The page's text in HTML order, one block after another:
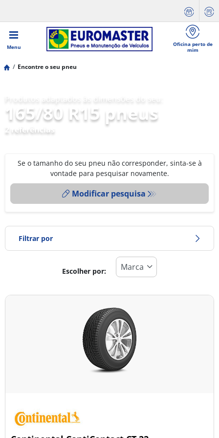
Menu
Oficina perto de
mim
Encontre o seu pneu
165/80 R15 pneus
2 referências
Se o tamanho do seu pneu não corresponder, sinta-se à
vontade para pesquisar novamente.
Modificar pesquisa
Filtrar por
Todos os tipos (2)
Todas as estações (0)
Ligeiro (2)
Escolher por: